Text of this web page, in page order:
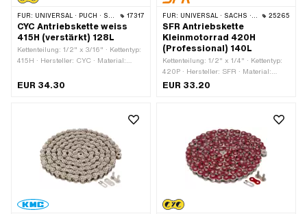
FÜR: UNIVERSAL · PUCH · SACHS · PONY / CILO (BETA 521 & 512) · ZÜNDAPP BELMONDO · TOMOS · BYE BIKE 17317
CYC Antriebskette weiss
415H (verstärkt) 128L
Kettenteilung: 1/2" x 3/16" · Kettentyp:
415H · Hersteller: CYC · Material:
weiss · Anzahl Kettenglieder: 128 Stk. ·
EUR 34.30
FÜR: UNIVERSAL · SACHS · KREIDLER 25265
SFR Antriebskette
Kleinmotorrad 420H
(Professional) 140L
Kettenteilung: 1/2" x 1/4" · Kettentyp:
420P · Hersteller: SFR · Material:
Stahl · Oberfläche: lackiert · Farbe:
Kettenschloss-Art: Federverschluss
EUR 33.20